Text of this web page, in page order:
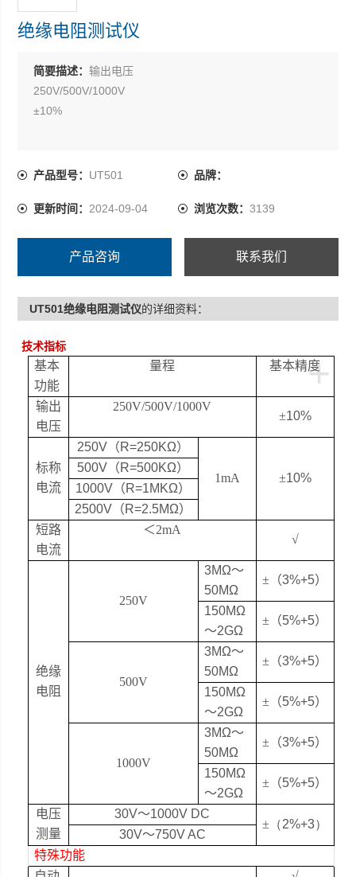
绝缘电阻测试仪
简要描述：输出电压
250V/500V/1000V
±10%
产品型号： UT501 品牌：
更新时间： 2024-09-04 浏览次数： 3139
产品咨询 联系我们
UT501绝缘电阻测试仪的详细资料：
技术指标
+
基本
功能
量程 基本精度
输出
电压
250V/500V/1000V
±10%
标称
电流
250V（R=250KΩ）
1mA ±10%
500V（R=500KΩ）
1000V（R=1MKΩ）
2500V（R=2.5MΩ）
短路
电流
＜2mA
√
绝缘
电阻
250V
3MΩ～
50MΩ
±（3%+5）
150MΩ
～2GΩ
±（5%+5）
500V
3MΩ～
50MΩ
±（3%+5）
150MΩ
～2GΩ
±（5%+5）
1000V
3MΩ～
50MΩ
±（3%+5）
150MΩ
～2GΩ
±（5%+5）
电压
测量
30V～1000V DC
± （2%+3）
30V～750V AC
特殊功能